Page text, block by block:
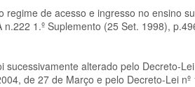
regime de acesso e ingresso no ensino
1.º Suplemento (25 Set. 1998),
alterado pelo Decreto-
de 27 de Março e pelo Decreto-Lei